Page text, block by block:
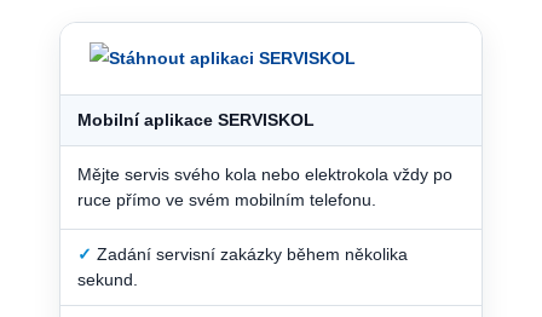
Mobilní aplikace SERVISKOL
Mějte servis svého kola nebo elektrokola vždy po
ruce přímo ve svém mobilním telefonu.
✓ Zadání servisní zakázky během několika
sekund.